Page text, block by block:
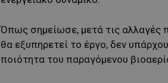
Όπως σημείωσε, μετά τις αλλαγές
θα εξυπηρετεί το έργο, δεν
ποιότητα του παραγόμενου